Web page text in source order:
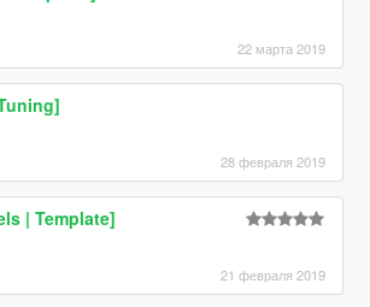
22 марта 2019
28 февраля 2019
| Template]
21 февраля 2019